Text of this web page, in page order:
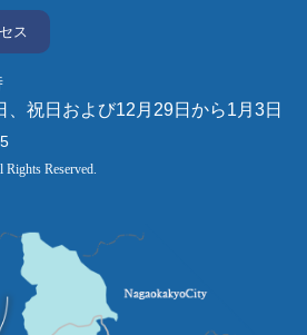
ス
、祝日および12月29日から1月3日
Reserved.